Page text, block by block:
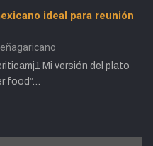
ideal para reunión
Mi versión del plato
food”…